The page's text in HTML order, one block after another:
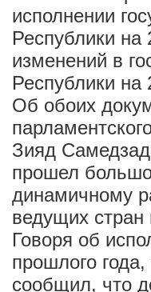
исполнении
Республики на
изменений в
Республики на
Об обоих
Зияд
прошел
динамичному
ведущих стран
Говоря об
прошлого
сообщил, что